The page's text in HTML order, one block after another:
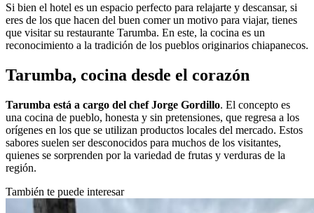
Si bien el hotel es un espacio perfecto para relajarte y descansar, si
eres de los que hacen del buen comer un motivo para viajar, tienes
que visitar su restaurante Tarumba. En este, la cocina es un
reconocimiento a la tradición de los pueblos originarios chiapanecos.
Tarumba, ​​cocina desde el corazón
Tarumba está a cargo del chef Jorge Gordillo. El concepto es
una cocina de pueblo, honesta y sin pretensiones, que regresa a los
orígenes en los que se utilizan productos locales del mercado. Estos
sabores suelen ser desconocidos para muchos de los visitantes,
quienes se sorprenden por la variedad de frutas y verduras de la
región.
También te puede interesar